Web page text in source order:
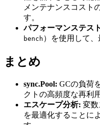
メンテナンスコスト
す。
パフォーマンステス
bench ）を使用して、
まとめ
sync.Pool: GCの負荷
クトの高頻度な再利
エスケープ分析: 変
を最適化することに